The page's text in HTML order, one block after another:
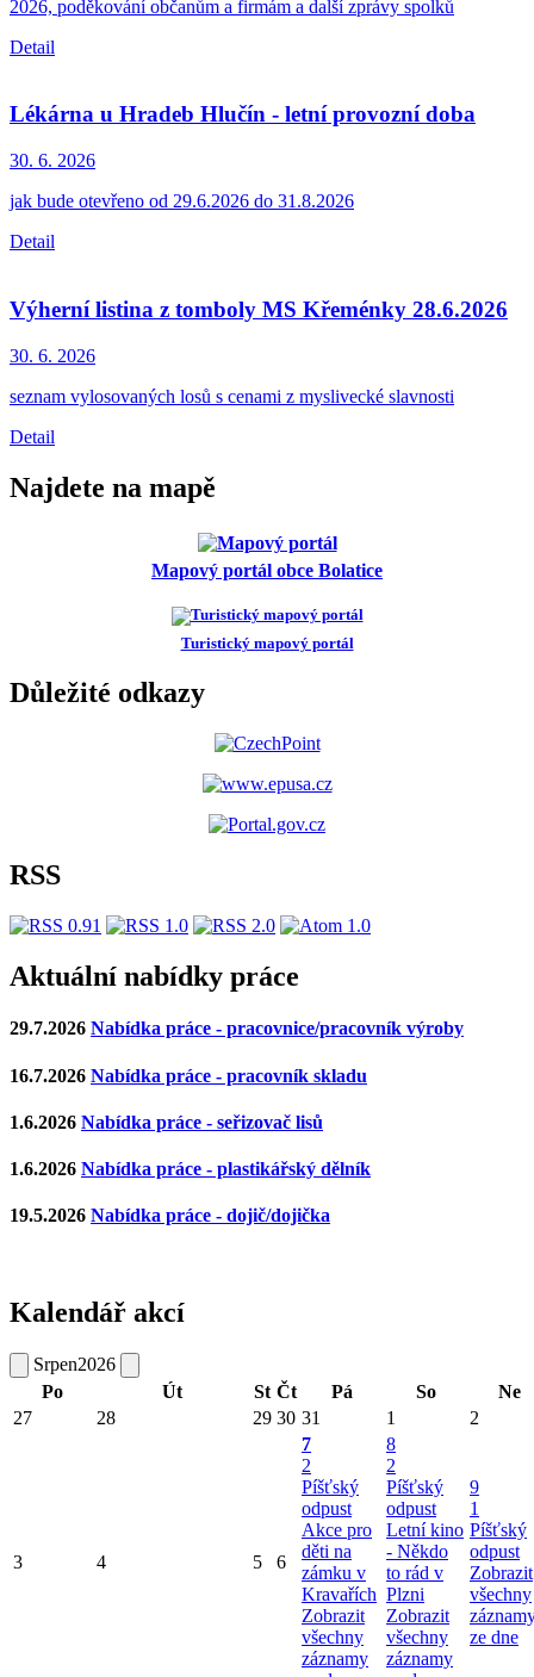
2026, poděkování občanům a firmám a další zprávy spolků
Detail
Lékárna u Hradeb Hlučín - letní provozní doba
30. 6. 2026
jak bude otevřeno od 29.6.2026 do 31.8.2026
Detail
Výherní listina z tomboly MS Křeménky 28.6.2026
30. 6. 2026
seznam vylosovaných losů s cenami z myslivecké slavnosti
Detail
Najdete na mapě
Mapový portál obce Bolatice
Turistický mapový portál
Důležité odkazy
RSS
Aktuální nabídky práce
29.7.2026 Nabídka práce - pracovnice/pracovník výroby
16.7.2026 Nabídka práce - pracovník skladu
1.6.2026 Nabídka práce - seřizovač lisů
1.6.2026 Nabídka práce - plastikářský dělník
19.5.2026 Nabídka práce - dojič/dojička
Kalendář akcí
Srpen2026
Po
Út St Čt Pá So
Ne
27
28 29 30 31 1 2
3 4 5 6
7
2
Píšťský
odpust
Akce pro
děti na
zámku v
Kravařích
Zobrazit
všechny
záznamy
8
2
Píšťský
odpust
Letní kino
- Někdo
to rád v
Plzni
Zobrazit
všechny
záznamy
9
1
Píšťský
odpust
Zobrazit
všechny
ze dne